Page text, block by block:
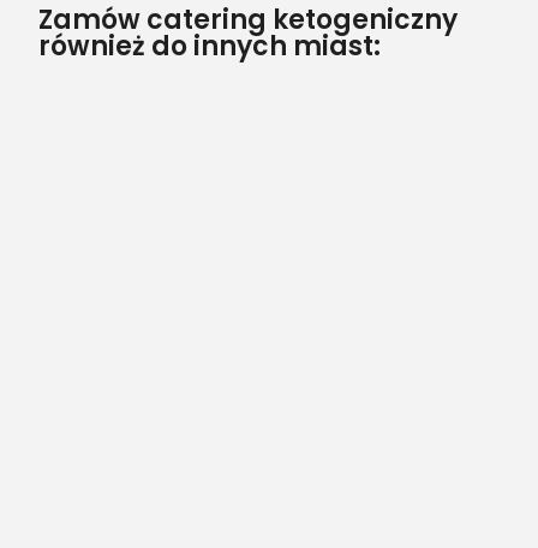
Zamów catering ketogeniczny
również do innych miast: